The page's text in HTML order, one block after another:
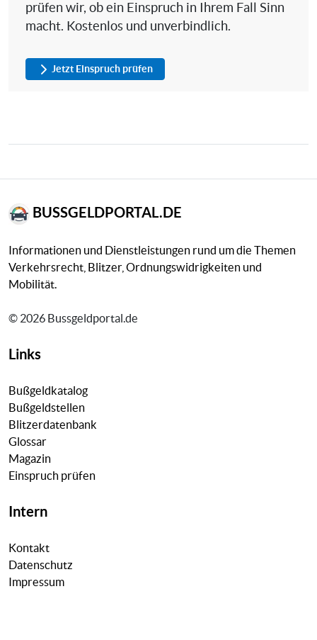
prüfen wir, ob ein Einspruch in Ihrem Fall Sinn
macht. Kostenlos und unverbindlich.
Jetzt Einspruch prüfen
BUSSGELDPORTAL.DE
Informationen und Dienstleistungen rund um die Themen
Verkehrsrecht, Blitzer, Ordnungswidrigkeiten und
Mobilität.
© 2026 Bussgeldportal.de
Links
Bußgeldkatalog
Bußgeldstellen
Blitzerdatenbank
Glossar
Magazin
Einspruch prüfen
Intern
Kontakt
Datenschutz
Impressum